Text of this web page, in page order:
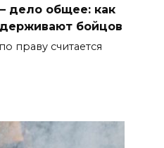
дело общее: как
бойцов
праву считается